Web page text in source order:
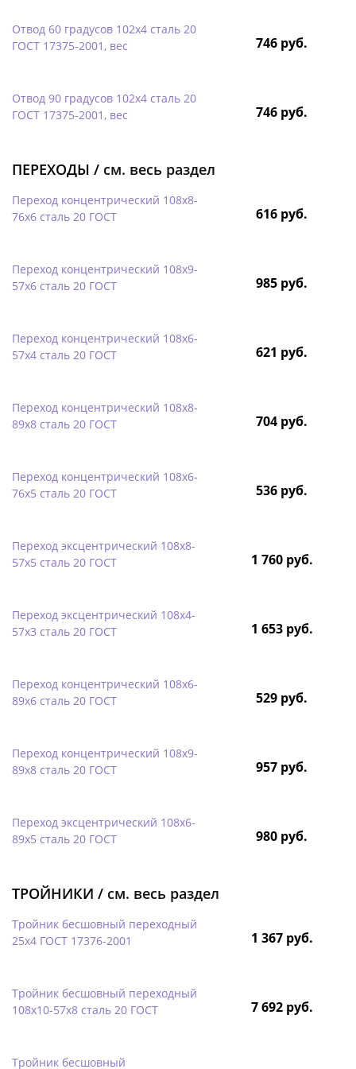
Отвод 60 градусов 102х4 сталь 20
ГОСТ 17375-2001, вес
746 руб.
Отвод 90 градусов 102х4 сталь 20
ГОСТ 17375-2001, вес
746 руб.
ПЕРЕХОДЫ / см. весь раздел
Переход концентрический 108х8-
76х6 сталь 20 ГОСТ
616 руб.
Переход концентрический 108х9-
57х6 сталь 20 ГОСТ
985 руб.
Переход концентрический 108х6-
57х4 сталь 20 ГОСТ
621 руб.
Переход концентрический 108х8-
89х8 сталь 20 ГОСТ
704 руб.
Переход концентрический 108х6-
76х5 сталь 20 ГОСТ
536 руб.
Переход эксцентрический 108х8-
57х5 сталь 20 ГОСТ
1 760 руб.
Переход эксцентрический 108х4-
57х3 сталь 20 ГОСТ
1 653 руб.
Переход концентрический 108х6-
89х6 сталь 20 ГОСТ
529 руб.
Переход концентрический 108х9-
89х8 сталь 20 ГОСТ
957 руб.
Переход эксцентрический 108х6-
89х5 сталь 20 ГОСТ
980 руб.
ТРОЙНИКИ / см. весь раздел
Тройник бесшовный переходный
25х4 ГОСТ 17376-2001
1 367 руб.
Тройник бесшовный переходный
108х10-57х8 сталь 20 ГОСТ
7 692 руб.
Тройник бесшовный